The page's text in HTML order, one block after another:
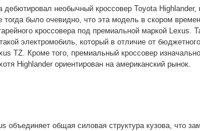
дебютировал необычный кроссовер Toyota Highlander,
было очевидно, что эта модель в скором
кроссовера под премиальной маркой Lexus.
электромобиль, который в отличие от
TZ. Кроме того, премиальный кроссовер
Highlander ориентирован на американский рынок.
объединяет общая силовая структура кузова, что